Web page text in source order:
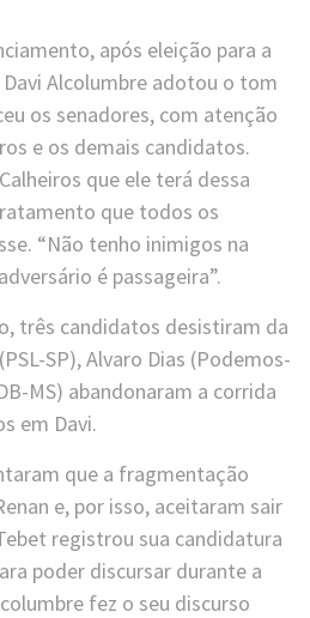
após eleição para a
Alcolumbre adotou o tom
os senadores, com atenção
e os demais candidatos.
que ele terá dessa
que todos os
“Não tenho inimigos na
é passageira”.
três candidatos desistiram da
SP), Alvaro Dias (Podemos-
MS) abandonaram a corrida
em Davi.
que a fragmentação
e, por isso, aceitaram sair
registrou sua candidatura
poder discursar durante a
fez o seu discurso